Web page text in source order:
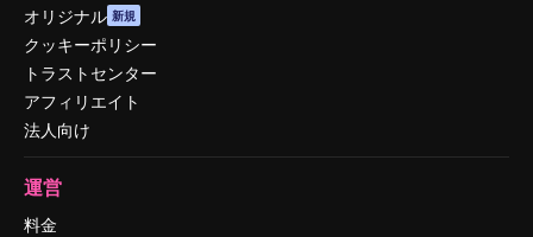
オリジナル 新規
クッキーポリシー
トラストセンター
アフィリエイト
法人向け
運営
料金